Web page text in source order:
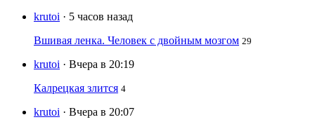
krutoi · 5 часов назад
Вшивая ленка. Человек с двойным мозгом 29
krutoi · Вчера в 20:19
Калрецкая злится 4
krutoi · Вчера в 20:07